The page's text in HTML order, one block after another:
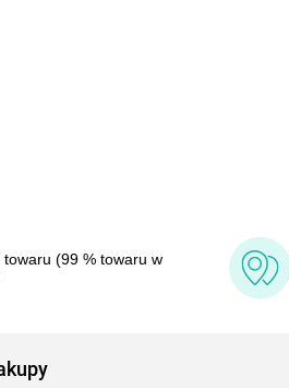
towaru (99 % towaru w